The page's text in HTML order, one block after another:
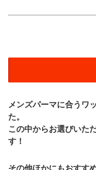
メンズパーマに合うワ
た。
この中からお選びいた
す！
その他ほかにもおすす